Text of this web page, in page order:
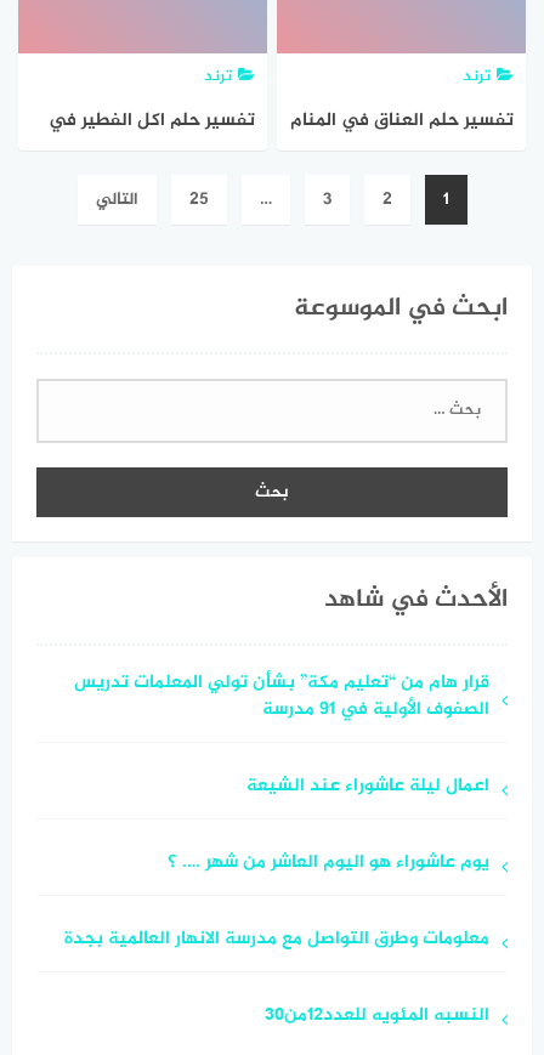
ترند
تفسير حلم العناق في المنام
ترند
تفسير حلم اكل الفطير في
المقالات
1
2
3
…
25 التالي
ابحث في الموسوعة
البحث
الأحدث في شاهد
قرار هام من “تعليم مكة” بشأن تولي المعلمات تدريس
الصفوف الأولية في 91 مدرسة
اعمال ليلة عاشوراء عند الشيعة
يوم عاشوراء هو اليوم العاشر من شهر …. ؟
معلومات وطرق التواصل مع مدرسة الانهار العالمية بجدة
النسبه المئويه للعدد١٢من٣٠